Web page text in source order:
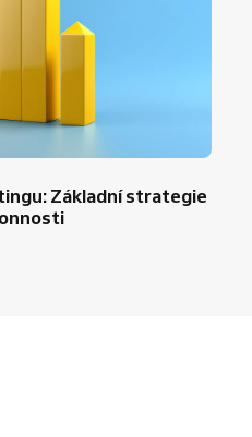
Základní strategie